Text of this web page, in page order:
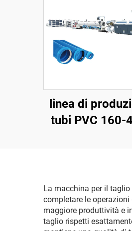
linea di
tubi PVC 160-
La macchina per il
completare le
maggiore produttività e
taglio rispetti